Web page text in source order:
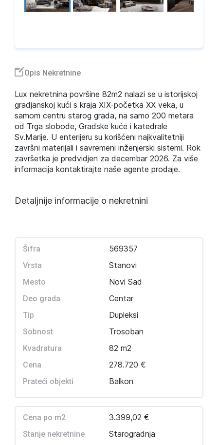
Opis Nekretnine
Lux nekretnina površine 82m2 nalazi se u istorijskoj
gradjanskoj kući s kraja XIX-početka XX veka, u
samom centru starog grada, na samo 200 metara
od Trga slobode, Gradske kuće i katedrale
Sv.Marije. U enterijeru su korišćeni najkvalitetniji
završni materijali i savremeni inženjerski sistemi. Rok
završetka je predvidjen za decembar 2026. Za više
informacija kontaktirajte naše agente prodaje.
Detaljnije informacije o nekretnini
Šifra 569357
Vrsta Stanovi
Mesto Novi Sad
Deo grada Centar
Tip Dupleksi
Sobnost Trosoban
Kvadratura 82 m2
Cena 278.720 €
Prateći objekti Balkon
Cena po m2 3.399,02 €
Stanje nekretnine Starogradnja